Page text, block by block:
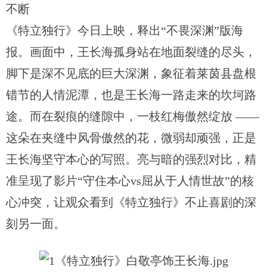
不断
《特立独行》今日上映，释出“不畏深渊”版海
报。画面中，王长海孤身站在地面裂缝的尽头，
脚下是深不见底的巨大深渊，象征着莱茵县盘根
错节的人情泥潭，也是王长海一路走来的坎坷路
途。而在裂痕的缝隙中，一枝红梅傲然绽放 ——
这朵在夹缝中风骨傲然的花，微弱却顽强，正是
王长海坚守本心的写照。亮与暗的强烈对比，精
准呈现了影片“守住本心vs屈从于人情世故”的核
心冲突，让观众看到《特立独行》不止喜剧的深
刻另一面。